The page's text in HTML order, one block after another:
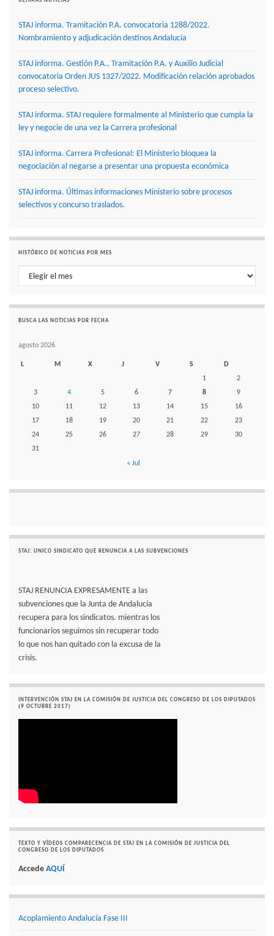
STAJ informa. Tramitación P.A. convocatoria 1288/2022.
Nombramiento y adjudicación destinos Andalucía
STAJ informa. Gestión P.A., Tramitación P.A. y Auxilio Judicial
convocatoria Orden JUS 1327/2022. Modificación relación aprobados
proceso selectivo.
STAJ informa. STAJ requiere formalmente al Ministerio que cumpla la
ley y negocie de una vez la Carrera profesional
STAJ informa. Carrera Profesional: El Ministerio bloquea la
negociación al negarse a presentar una propuesta económica
STAJ informa. Últimas informaciones Ministerio sobre procesos
selectivos y concurso traslados.
HISTÓRICO DE NOTICIAS POR MES
Histórico de noticias por mes
BUSCA LAS NOTICIAS POR FECHA
agosto 2026
L M X J V S
D
1
2
3
4 5 6 7 8
9
10
11 12 13 14 15
16
17
18 19 20 21 22
23
24
25 26 27 28 29
30
31
« Jul
STAJ: UNICO SINDICATO QUE RENUNCIA A LAS SUBVENCIONES
STAJ RENUNCIA EXPRESAMENTE a las
subvenciones que la Junta de Andalucía
recupera para los sindicatos. mientras los
funcionarios seguimos sin recuperar todo
lo que nos han quitado con la excusa de la
crisis.
INTERVENCIÓN STAJ EN LA COMISIÓN DE JUSTICIA DEL CONGRESO DE LOS DIPUTADOS
(9 OCTUBRE 2017)
TEXTO Y VÍDEOS COMPARECENCIA DE STAJ EN LA COMISIÓN DE JUSTICIA DEL
CONGRESO DE LOS DIPUTADOS
Accede AQUÍ
Acoplamiento Andalucía Fase III